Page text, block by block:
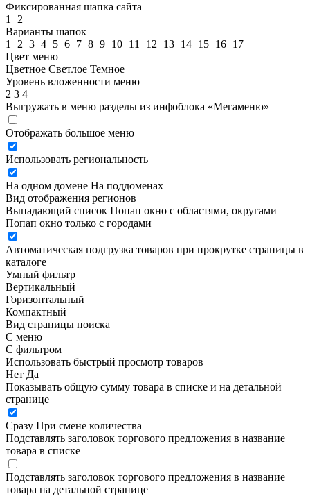
Фиксированная шапка сайта
1
2
Варианты шапок
1
2 3 4 5 6 7 8 9 10 11 12 13 14 15 16 17
Цвет меню
Цветное Светлое Темное
Уровень вложенности меню
2 3 4
Выгружать в меню разделы из инфоблока «Мегаменю»
Отображать большое меню
Использовать региональность
На одном домене На поддоменах
Вид отображения регионов
Выпадающий список Попап окно c областями, округами
Попап окно только с городами
Автоматическая подгрузка товаров при прокрутке страницы в
каталоге
Умный фильтр
Вертикальный
Горизонтальный
Компактный
Вид страницы поиска
С меню
С фильтром
Использовать быстрый просмотр товаров
Нет Да
Показывать общую сумму товара в списке и на детальной
странице
Сразу При смене количества
Подставлять заголовок торгового предложения в название
товара в списке
Подставлять заголовок торгового предложения в название
товара на детальной странице